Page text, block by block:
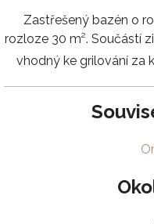
Zastřešený bazén o
rozloze 30 m². Součástí
vhodný ke grilování za